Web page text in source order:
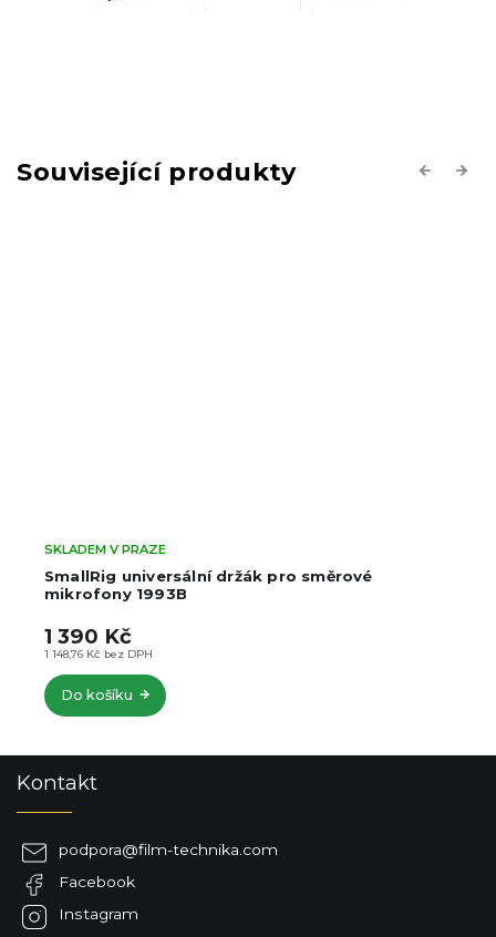
Související produkty Previous
držák pro směrové
SmallRig universální
Next
Kontakt
podpora@film-technika.com
Facebook
Instagram